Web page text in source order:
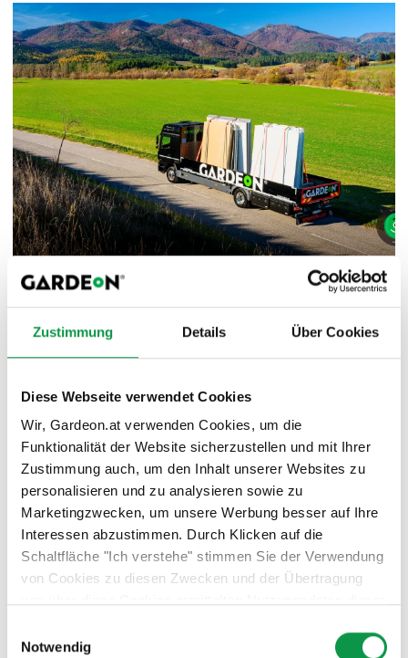
Zustimmung Details Über Cookies
Diese Webseite verwendet Cookies
Wir, Gardeon.at verwenden Cookies, um die
Funktionalität der Website sicherzustellen und mit Ihrer
Zustimmung auch, um den Inhalt unserer Websites zu
personalisieren und zu analysieren sowie zu
Marketingzwecken, um unsere Werbung besser auf Ihre
Interessen abzustimmen. Durch Klicken auf die
Schaltfläche "Ich verstehe" stimmen Sie der Verwendung
von Cookies zu diesen Zwecken und der Übertragung
Werbung in sozialen Netzwerken und Werbenetzwerken
Notwendig